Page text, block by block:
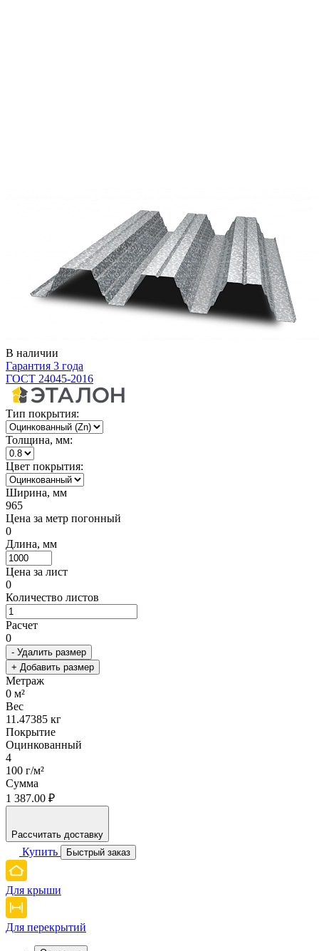
В наличии
Гарантия 3 года
ГОСТ 24045-2016
Тип покрытия:
Толщина, мм:
Цвет покрытия:
Ширина, мм
965
Цена за метр погонный
0
Длина, мм
Цена за лист
0
Количество листов
Расчет
0
- Удалить размер
+ Добавить размер
Метраж
0 м²
Вес
11.47385 кг
Покрытие
Оцинкованный
4
100 г/м²
Сумма
1 387.00 ₽
Рассчитать доставку
Купить Быстрый заказ
Для крыши
Для перекрытий